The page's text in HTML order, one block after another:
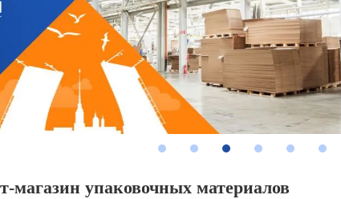
1 2 3 4 5 6
магазин упаковочных материалов